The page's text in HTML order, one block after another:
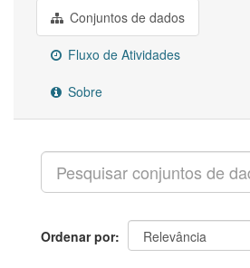
Conjuntos de dados
Fluxo de Atividades
Sobre
Ordenar por